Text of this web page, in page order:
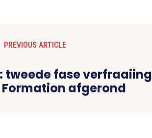
PREVIOUS ARTICLE
tweede fase verfraaiing
Formation afgerond